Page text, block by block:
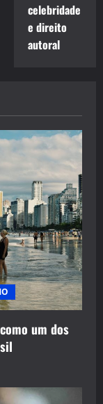
celebridade
e direito
autoral
um dos